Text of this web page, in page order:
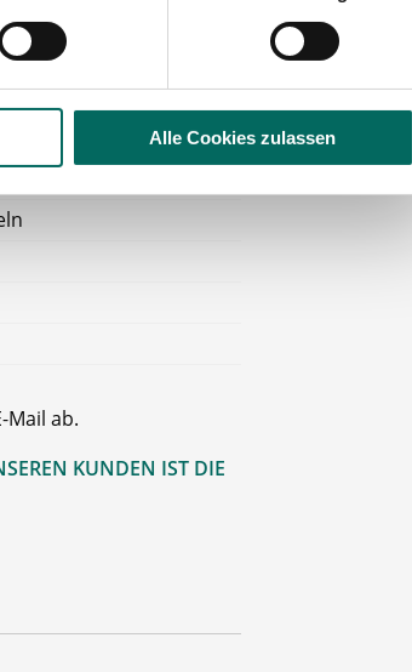
Alle Cookies zulassen
Mail ab.
KUNDEN IST DIE